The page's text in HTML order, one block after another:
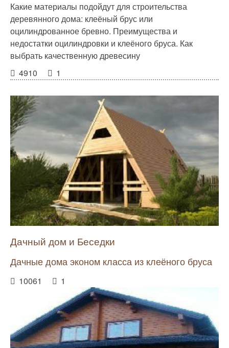
Какие материалы подойдут для строительства
деревянного дома: клеёный брус или
оцилиндрованное бревно. Преимущества и
недостатки оцилиндровки и клеёного бруса. Как
выбрать качественную древесину
4910
1
Дачный дом и Беседки
Дачные дома эконом класса из клеёного бруса
10061 1